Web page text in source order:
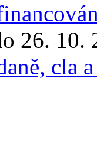
26. 10.
cla